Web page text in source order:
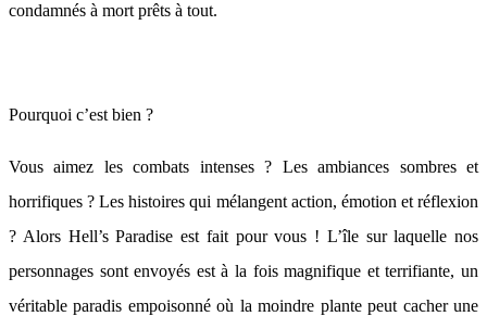
condamnés à mort prêts à tout.
Pourquoi c’est bien ?
Vous aimez les combats intenses ? Les ambiances sombres et
horrifiques ? Les histoires qui mélangent action, émotion et réflexion
? Alors Hell’s Paradise est fait pour vous ! L’île sur laquelle nos
personnages sont envoyés est à la fois magnifique et terrifiante, un
véritable paradis empoisonné où la moindre plante peut cacher une